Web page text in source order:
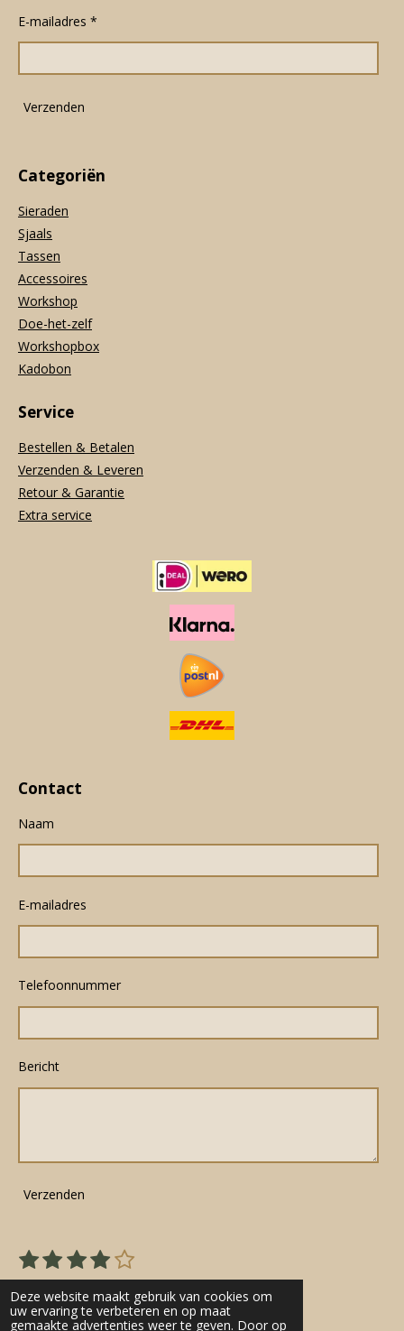
Deze website maakt gebruik van cookies om
uw ervaring te verbeteren en op maat
gemaakte advertenties weer te geven. Door op
b
o
k
a
g
a
m
A
p
E-mailadres *
Verzenden
Categoriën
Sieraden
Sjaals
Tassen
Accessoires
Workshop
Doe-het-zelf
Workshopbox
Kadobon
Service
Bestellen & Betalen
Verzenden & Leveren
Retour & Garantie
Extra service
Contact
Naam
E-mailadres
Telefoonnummer
Bericht
Verzenden
R
a
t
i
1
s
t
e
2
s
t
e
3
s
t
e
4
s
t
e
5
s
t
e
S
e
m
m
22 stemmen